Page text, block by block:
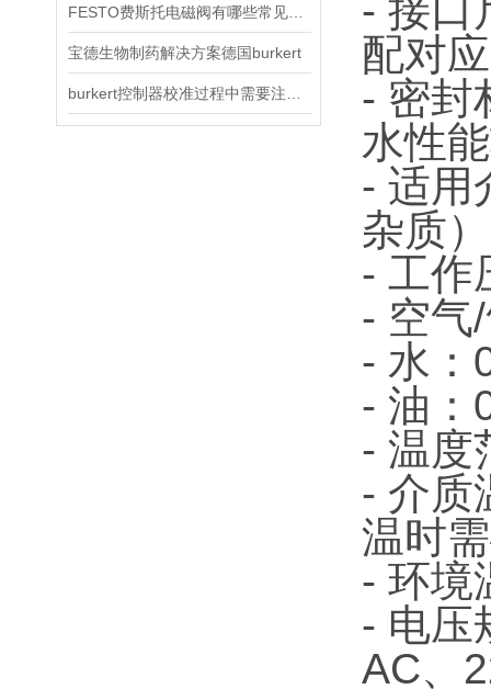
宝德生物制药解决方案德国burkert
- 接口
配对
- 密封
水性
- 适用
杂质
- 工作
- 空气
- 水：
- 油：
- 温度
- 介质
温时
- 环境
- 电压
AC、